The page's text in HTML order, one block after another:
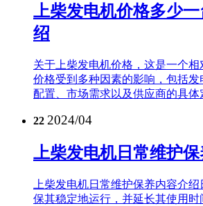
上柴发电机价格多少
绍
关于上柴发电机价格，这是一个
价格受到多种因素的影响，包括发
配置、市场需求以及供应商的具体
22 2024/04
上柴发电机日常维护
上柴发电机日常维护保养内容介
保其稳定地运行，并延长其使用时